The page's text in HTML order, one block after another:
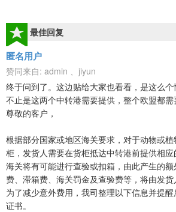
最佳回复
匿名用户
赞同来自: admin 、 jiyun
终于问到了。这边贴给大家也看看，是这么个
不止是这两个中转港需要提供，整个欧盟都需
尊敬的客户，
根据部分国家或地区海关要求，对于动物或
柜，发货人需要在货柜抵达中转港前提供相
海关将有可能进行查验或扣箱，由此产生的
费、滞箱费、海关罚金及查验费等，将由发货
为了减少意外费用，我司整理以下信息并提
证书。